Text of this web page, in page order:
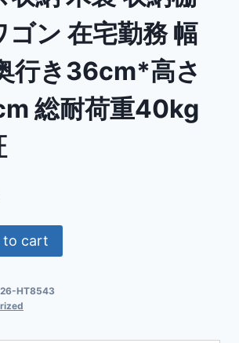
ゴン 在宅勤務 幅
行き36cm*高さ
総耐荷重40kg
to cart
HT8543